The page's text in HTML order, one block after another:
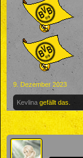
9. Dezember 2023
Kevlina gefällt das.